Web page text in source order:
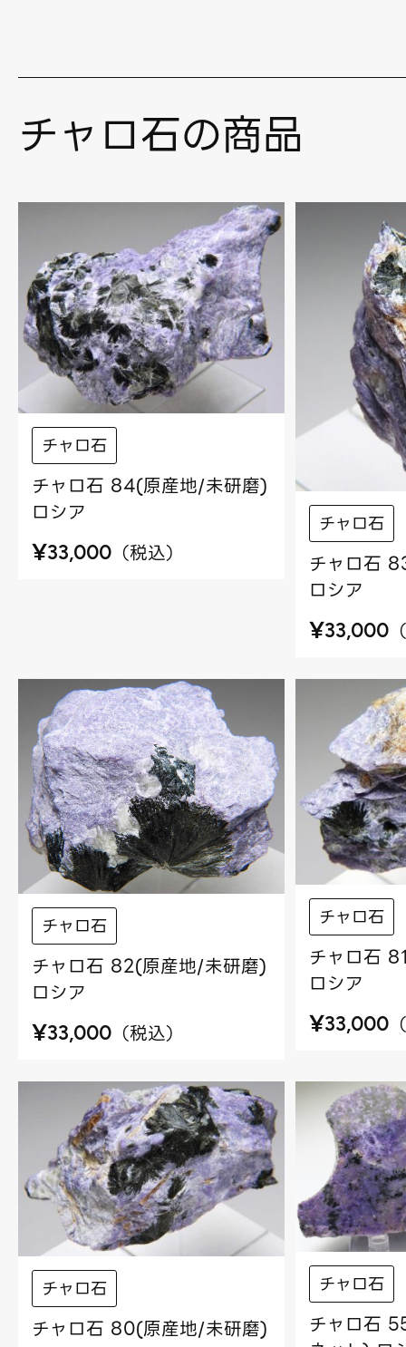
チャロ石の商品
チャロ石
チャロ石 84(原産地/未研磨)
ロシア
¥33,000 （税込）
チャロ石
チャロ石
ロシア
¥33,000 （
チャロ石
チャロ石 82(原産地/未研磨)
ロシア
¥33,000 （税込）
チャロ石
チャロ石
ロシア
¥33,000 （
チャロ石
チャロ石 80(原産地/未研磨)
チャロ石
チャロ石